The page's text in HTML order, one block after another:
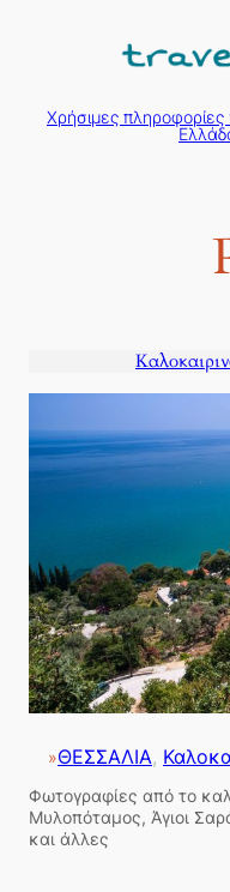
περιεχόμενο
Χρήσιμες πληροφορίες
»ΘΕΣΣΑΛΙΑ,
Φωτογραφίες από το
Μυλοπόταμος, Άγιοι
και άλλες